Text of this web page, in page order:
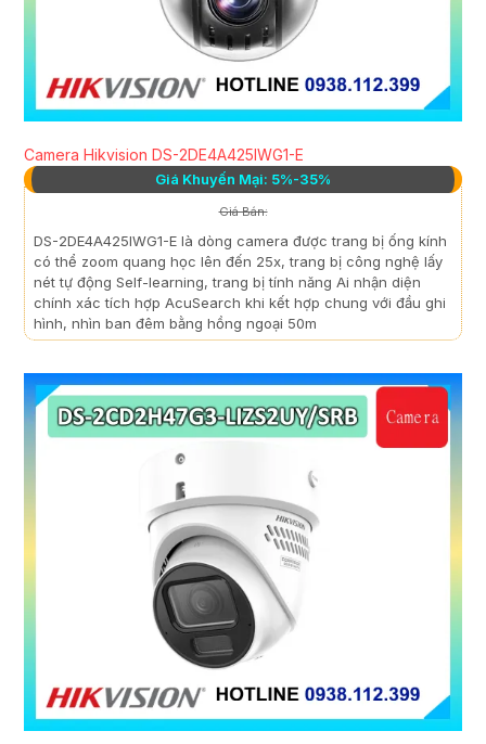
Camera Hikvision DS-2DE4A425IWG1-E
Giá Khuyến Mại: 5%-35%
Giá Bán:
DS-2DE4A425IWG1-E là dòng camera được trang bị ống kính
có thể zoom quang học lên đến 25x, trang bị công nghệ lấy
nét tự động Self-learning, trang bị tính năng Ai nhận diện
chính xác tích hợp AcuSearch khi kết hợp chung với đầu ghi
hình, nhìn ban đêm bằng hồng ngoại 50m